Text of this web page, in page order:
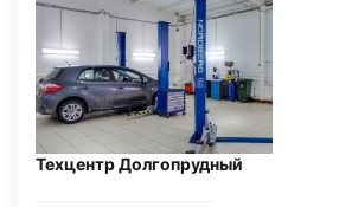
Техцентр Долгопрудный